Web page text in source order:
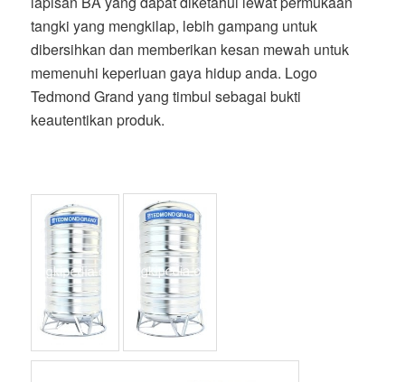
tangki yang mengkilap, lebih gampang untuk
dibersihkan dan memberikan kesan mewah untuk
memenuhi keperluan gaya hidup anda. Logo
Tedmond Grand yang timbul sebagai bukti
keautentikan produk.